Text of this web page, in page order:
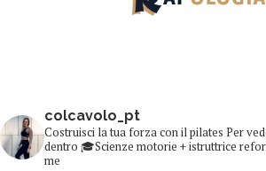
colcavolo_pt
Costruisci la tua forza con il pilates Per
dentro 🎓Scienze motorie + istruttrice
me